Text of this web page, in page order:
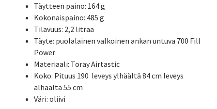
Täytteen paino: 164 g
Kokonaispaino: 485 g
Tilavuus: 2,2 litraa
Täyte: puolalainen valkoinen ankan untuva 700 Fill
Power
Materiaali: Toray Airtastic
Koko: Pituus 190 leveys ylhäältä 84 cm leveys
alhaalta 55 cm
Väri: oliivi